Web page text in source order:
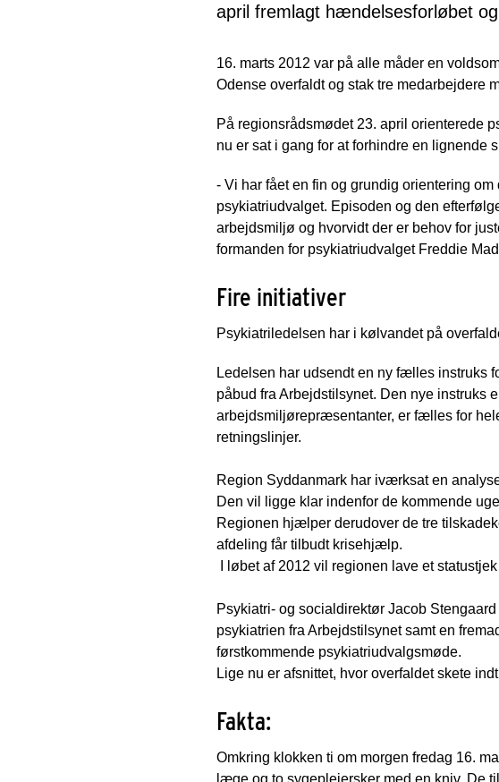
april fremlagt hændelsesforløbet
16. marts 2012 var på alle måder en
Odense overfaldt og stak tre medarbejdere
På regionsrådsmødet 23. april orienterede
nu er sat i gang for at forhindre en lignende
- Vi har fået en fin og grundig orientering
psykiatriudvalget. Episoden og den
arbejdsmiljø og hvorvidt der er behov for
formanden for psykiatriudvalget Freddie
Fire initiativer
Psykiatriledelsen har i kølvandet på
Ledelsen har udsendt en ny fælles instruks
påbud fra Arbejdstilsynet. Den nye instruks
arbejdsmiljørepræsentanter, er fælles for
retningslinjer.
Region Syddanmark har iværksat en
Den vil ligge klar indenfor de kommende
Regionen hjælper derudover de tre
afdeling får tilbudt krisehjælp.
I løbet af 2012 vil regionen lave et
Psykiatri- og socialdirektør Jacob
psykiatrien fra Arbejdstilsynet samt en
førstkommende psykiatriudvalgsmøde.
Lige nu er afsnittet, hvor overfaldet skete
Fakta:
Omkring klokken ti om morgen fredag 16.
læge og to sygeplejersker med en kniv. De